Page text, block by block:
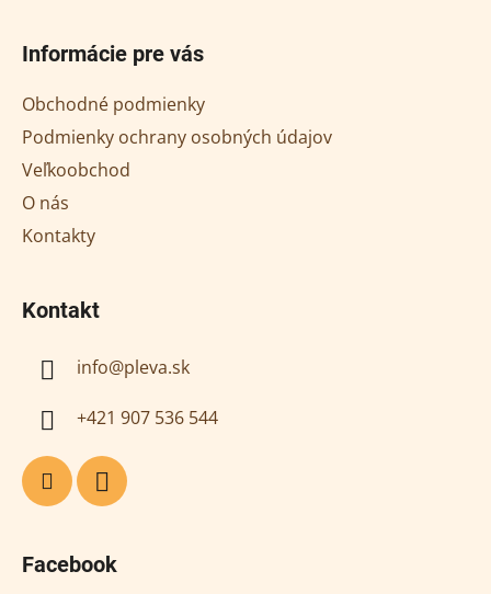
Informácie pre vás
Obchodné podmienky
Podmienky ochrany osobných údajov
Veľkoobchod
O nás
Kontakty
Kontakt
info@pleva.sk
+421 907 536 544
Facebook